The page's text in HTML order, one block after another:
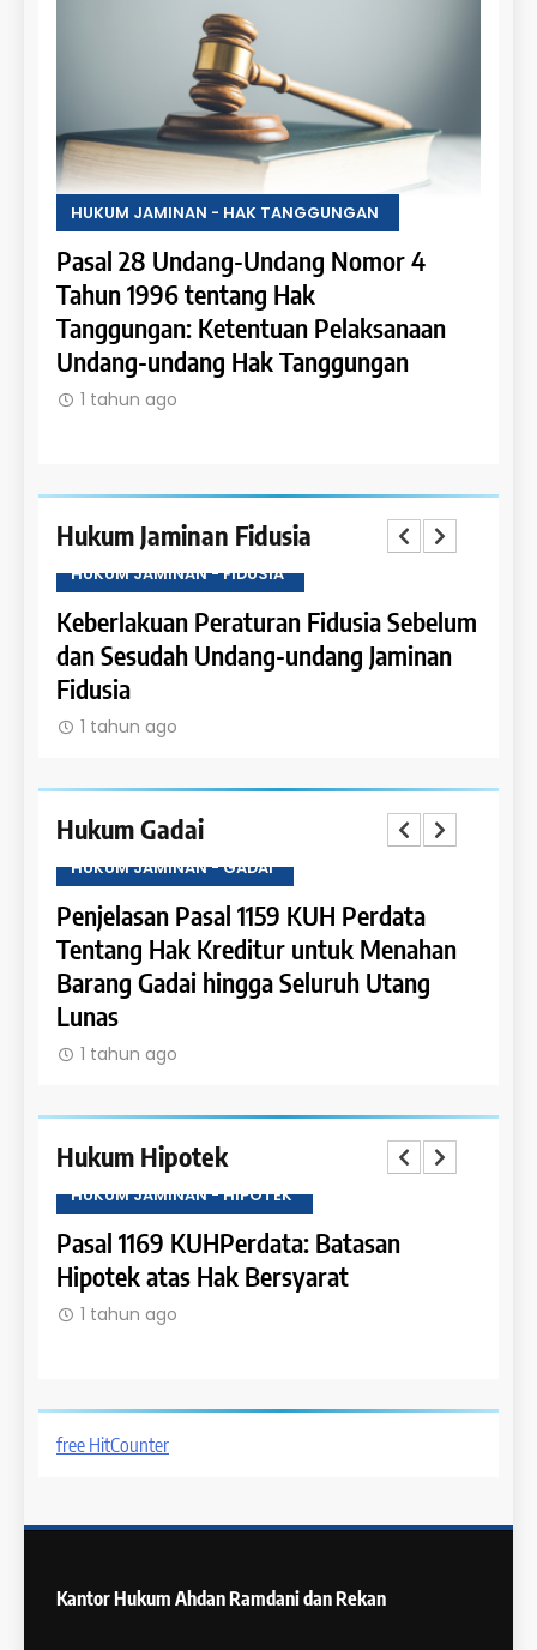
HUKUM JAMINAN - HAK TANGGUNGAN
Pasal 28 Undang-Undang Nomor 4
Tahun 1996 tentang Hak
Tanggungan: Ketentuan Pelaksanaan
Undang-undang Hak Tanggungan
1 tahun ago
Hukum Jaminan Fidusia
HUKUM JAMINAN - FIDUSIA
Keberlakuan Peraturan Fidusia Sebelum
dan Sesudah Undang-undang Jaminan
Fidusia
1 tahun ago
Hukum Gadai
HUKUM JAMINAN - GADAI
Penjelasan Pasal 1159 KUH Perdata
Tentang Hak Kreditur untuk Menahan
Barang Gadai hingga Seluruh Utang
Lunas
1 tahun ago
Hukum Hipotek
HUKUM JAMINAN - HIPOTEK
Pasal 1169 KUHPerdata: Batasan
Hipotek atas Hak Bersyarat
1 tahun ago
free HitCounter
Kantor Hukum Ahdan Ramdani dan Rekan